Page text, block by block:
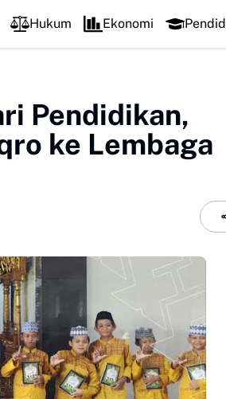
Hukum Ekonomi
Pendidikan,
ke Lembaga